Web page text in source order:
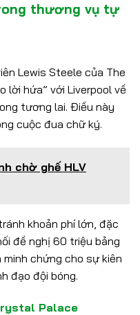
thương vụ tự
Lewis Steele của The
lời hứa” với Liverpool về
tương lai. Điều này
cuộc đua chữ ký.
chờ ghế HLV
khoản phí lớn, đặc
đề nghị 60 triệu bảng
chứng cho sự kiên
đạo đội bóng.
Palace